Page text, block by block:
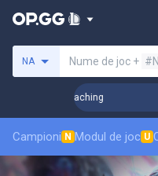
NA Nume de joc +
Challenger Coaching
Campioni N Modul de joc U